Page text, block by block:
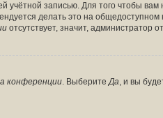
учётной записью. Для того чтобы
делать это на
отсутствует, значит, администратор
конференции. ВыберитеДа, и вы